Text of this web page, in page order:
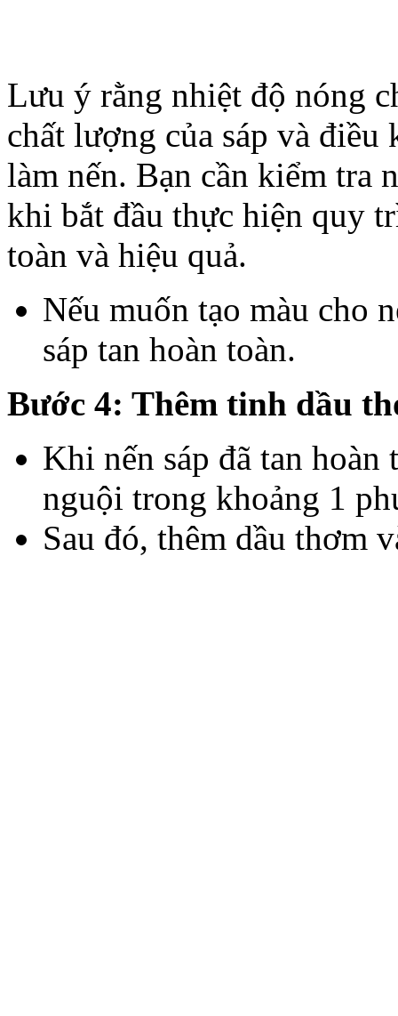
Lưu ý rằng nhiệt độ nóng
chất lượng của sáp và
làm nến. Bạn cần kiểm tra
khi bắt đầu thực hiện quy
toàn và hiệu quả.
Nếu muốn tạo màu cho
sáp tan hoàn toàn.
Bước 4: Thêm tinh dầu
Khi nến sáp đã tan hoàn
nguội trong khoảng 1
Sau đó, thêm dầu thơm